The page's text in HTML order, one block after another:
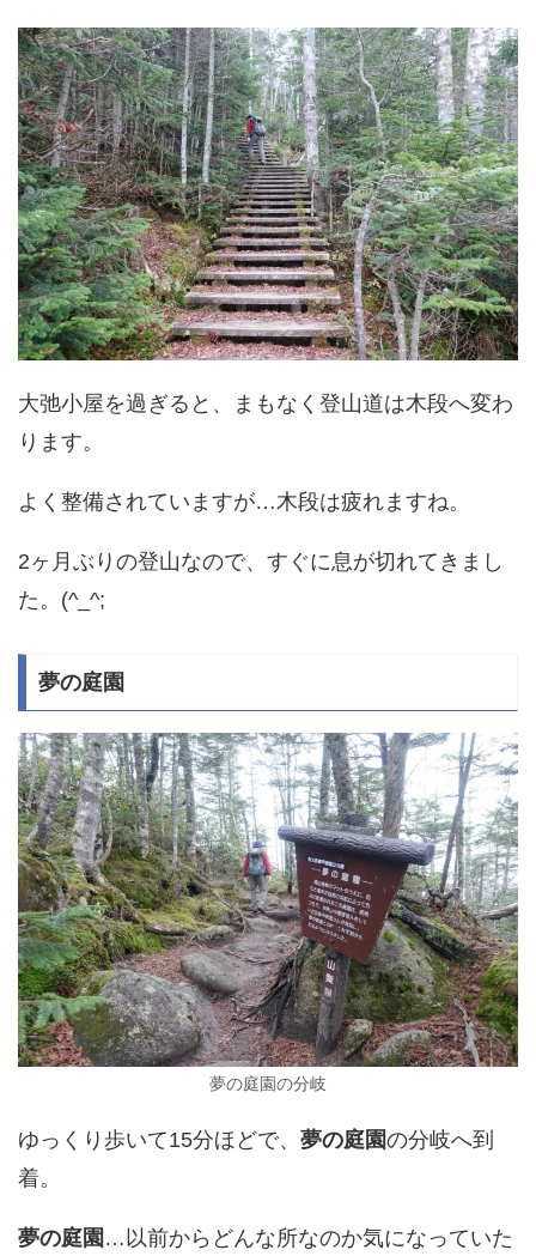
大弛小屋を過ぎると、まもなく登山道は木段へ変わ
ります。
よく整備されていますが…木段は疲れますね。
2ヶ月ぶりの登山なので、すぐに息が切れてきまし
た。(^_^;
夢の庭園
夢の庭園の分岐
ゆっくり歩いて15分ほどで、 夢の庭園の分岐へ到
着。
夢の庭園 …以前からどんな所なのか気になっていた